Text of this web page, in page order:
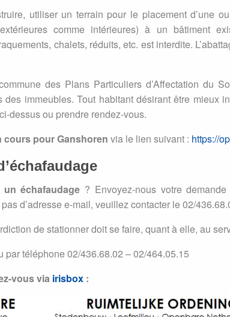
utiliser un terrain pour le placement d’une
comme intérieures) à un bâtiment
chalets, réduits, etc. est interdite.
des Plans Particuliers d’Affectation du
immeubles. Tout habitant désirant être mieux
dessus ou prendre rendez-vous.
cours pour Ganshoren via le lien suivant : https://
échafaudage ? Envoyez-nous votre
d’adresse e-mail, veuillez contacter le 02/
de stationner doit se faire, quant à elle, au
par téléphone 02/436.68.02 – 02/464.05.15
vous via irisbox :